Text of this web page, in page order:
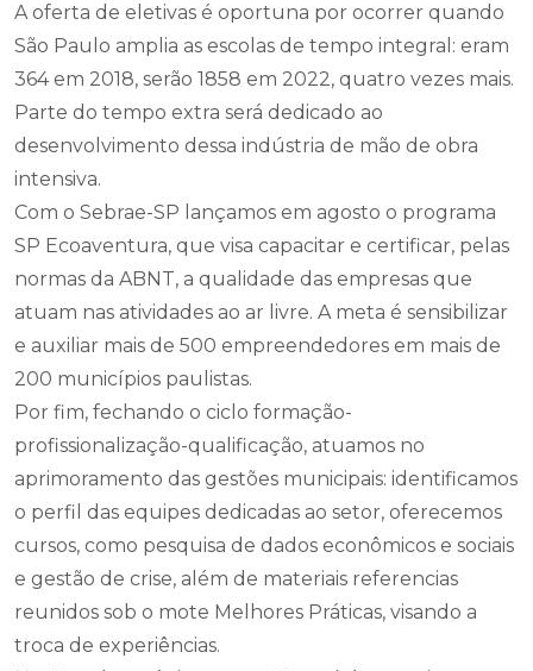
A oferta de eletivas é oportuna por ocorrer quando
São Paulo amplia as escolas de tempo integral: eram
364 em 2018, serão 1858 em 2022, quatro vezes mais.
Parte do tempo extra será dedicado ao
desenvolvimento dessa indústria de mão de obra
intensiva.
Com o Sebrae-SP lançamos em agosto o programa
SP Ecoaventura, que visa capacitar e certificar, pelas
normas da ABNT, a qualidade das empresas que
atuam nas atividades ao ar livre. A meta é sensibilizar
e auxiliar mais de 500 empreendedores em mais de
200 municípios paulistas.
Por fim, fechando o ciclo formação-
profissionalização-qualificação, atuamos no
aprimoramento das gestões municipais: identificamos
o perfil das equipes dedicadas ao setor, oferecemos
cursos, como pesquisa de dados econômicos e sociais
e gestão de crise, além de materiais referencias
reunidos sob o mote Melhores Práticas, visando a
troca de experiências.